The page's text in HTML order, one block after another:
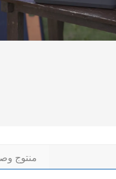
منتوج